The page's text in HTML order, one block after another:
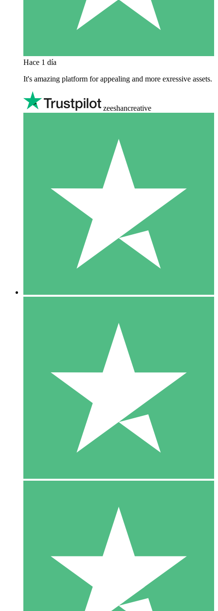
Hace 1 día
It's amazing platform for appealing and more exressive assets.
zeeshancreative